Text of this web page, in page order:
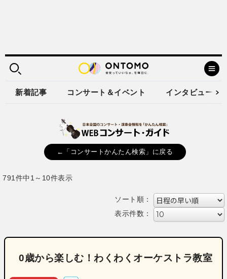
新着記事 コンサート＆イベント インタビュー
←「コンサートかんたん検索」に戻る
791件中1～10件表示
ソート順：
表示件数：
0歳から楽しむ！わくわくオーケストラ教室